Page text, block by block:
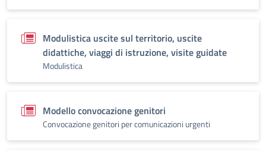
Modulistica uscite sul territorio, uscite
didattiche, viaggi di istruzione, visite guidate
Modulistica
Modello convocazione genitori
Convocazione genitori per comunicazioni urgenti